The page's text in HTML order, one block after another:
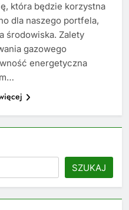
która będzie korzystna
dla naszego portfela,
środowiska. Zalety
gazowego
energetyczna
SZUKAJ